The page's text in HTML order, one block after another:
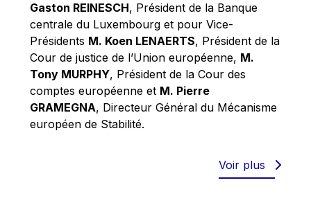
Patrizia Nanz
Philippe Maystadt
Pierre Gramegna
Richard Pelly
Robert Goebbels
Robert REYNDERS
Gaston REINESCH, Président de la Banque
centrale du Luxembourg et pour Vice-
Présidents M. Koen LENAERTS, Président de la
Cour de justice de l’Union européenne, M.
Tony MURPHY, Président de la Cour des
comptes européenne et M. Pierre
GRAMEGNA, Directeur Général du Mécanisme
européen de Stabilité.
Voir plus